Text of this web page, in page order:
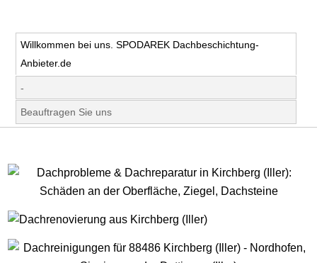
Willkommen bei uns. SPODAREK Dachbeschichtung-
Anbieter.de
-
Beauftragen Sie uns